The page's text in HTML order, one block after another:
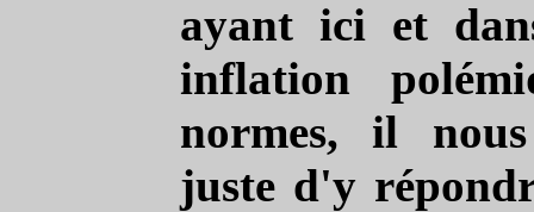
ayant ici et
inflation
normes, il
juste d'y